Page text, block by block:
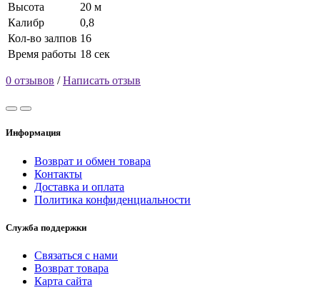
Высота
20 м
Калибр
0,8
Кол-во залпов 16
Время работы 18 сек
0 отзывов /Написать отзыв
Информация
Возврат и обмен товара
Контакты
Доставка и оплата
Политика конфиденциальности
Служба поддержки
Связаться с нами
Возврат товара
Карта сайта